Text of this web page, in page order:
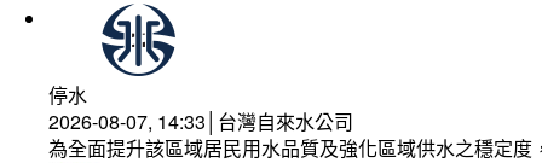
停水
2026-08-07, 14:33│台灣自來水公司
為全面提升該區域居民用水品質及強化區域供水之穩定